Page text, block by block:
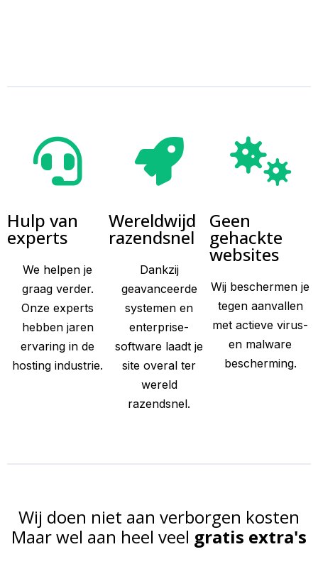
Hulp van
experts
We helpen je
graag verder.
Onze experts
hebben jaren
ervaring in de
hosting industrie.
Wereldwijd
razendsnel
Dankzij
geavanceerde
systemen en
enterprise-
software laadt je
site overal ter
wereld
razendsnel.
Geen
gehackte
websites
Wij beschermen je
tegen aanvallen
met actieve virus-
en malware
bescherming.
Wij doen niet aan verborgen kosten
Maar wel aan heel veel gratis extra's